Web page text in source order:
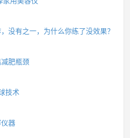
没有之一，为什么你练了没效果？
肥瓶颈
技术
器